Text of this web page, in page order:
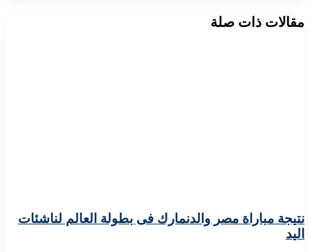
مقالات ذات صلة
نتيجة مباراة مصر والدنمارك فى بطولة العالم لناشئات
اليد